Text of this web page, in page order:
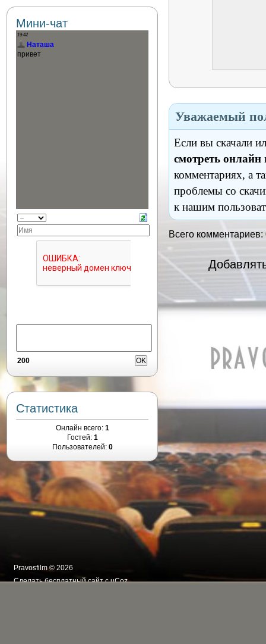
Уважаемый
Если вы скачали
смотреть онлайн
комментариях, а
проблемы со
к нашим
Всего комментариев:
Мини-чат
200
Статистика
Онлайн всего: 1
Гостей: 1
Пользователей: 0
Pravosfilm © 2026
Сделатьбесплатный сайтсuCoz